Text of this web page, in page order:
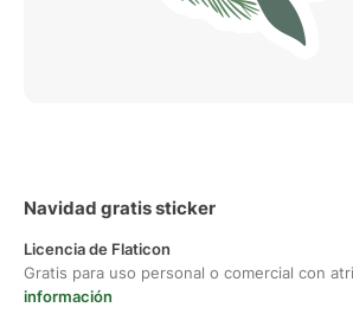
Navidad gratis sticker
Licencia de Flaticon
Gratis para uso personal o comercial con
información